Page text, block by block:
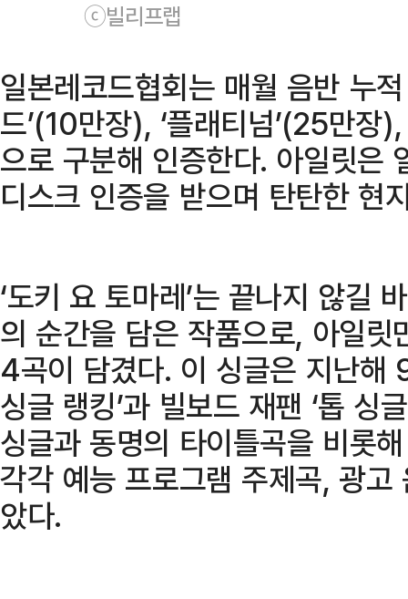
ⓒ빌리프랩
일본레코드협회는 매월 음반 누
드’(10만장), ‘플래티넘’(25만장
으로 구분해 인증한다. 아일릿은
디스크 인증을 받으며 탄탄한 현
‘도키 요 토마레’는 끝나지 않길
의 순간을 담은 작품으로, 아일
4곡이 담겼다. 이 싱글은 지난해
싱글 랭킹’과 빌보드 재팬 ‘톱 싱
싱글과 동명의 타이틀곡을 비롯
각각 예능 프로그램 주제곡, 광
았다.